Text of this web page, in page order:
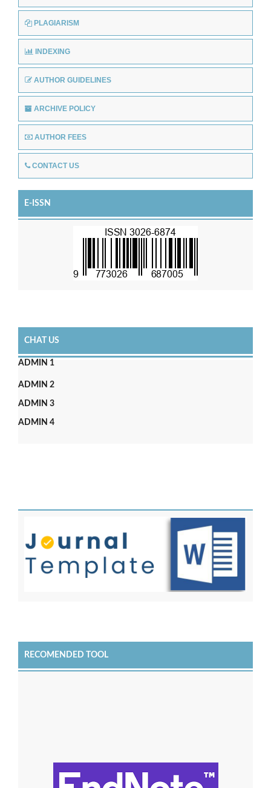
PLAGIARISM
INDEXING
AUTHOR GUIDELINES
ARCHIVE POLICY
AUTHOR FEES
CONTACT US
E-ISSN
CHAT US
ADMIN 1
ADMIN 2
ADMIN 3
ADMIN 4
RECOMENDED TOOL